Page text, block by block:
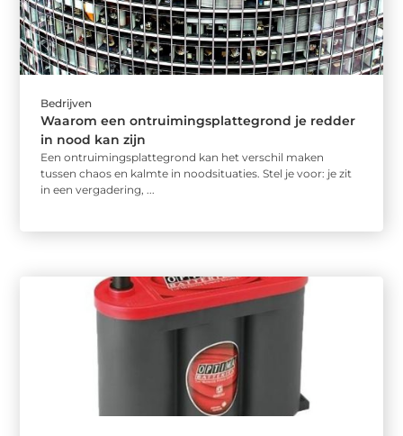
Bedrijven
Waarom een ontruimingsplattegrond je redder
in nood kan zijn
Een ontruimingsplattegrond kan het verschil maken
tussen chaos en kalmte in noodsituaties. Stel je voor: je zit
in een vergadering, ...